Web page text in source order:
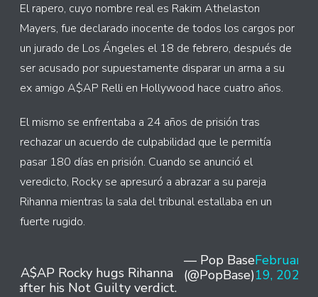
El rapero, cuyo nombre real es Rakim Athelaston
Mayers, fue declarado inocente de todos los cargos por
un jurado de Los Ángeles el 18 de febrero, después de
ser acusado por supuestamente disparar un arma a su
ex amigo A$AP Relli en Hollywood hace cuatro años.
El mismo se enfrentaba a 24 años de prisión tras
rechazar un acuerdo de culpabilidad que le permitía
pasar 180 días en prisión. Cuando se anunció el
veredicto, Rocky se apresuró a abrazar a su pareja
Rihanna mientras la sala del tribunal estallaba en un
fuerte rugido.
A$AP Rocky hugs Rihanna
after his Not Guilty verdict.
— Pop Base
(@PopBase)
February
19, 2025